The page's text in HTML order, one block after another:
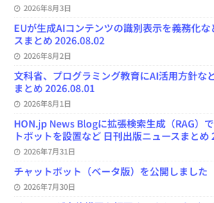
2026年8月3日
EUが生成AIコンテンツの識別表示を義務化
スまとめ 2026.08.02
2026年8月2日
文科省、プログラミング教育にAI活用方針な
まとめ 2026.08.01
2026年8月1日
HON.jp News Blogに拡張検索生成（RAG）
トボットを設置など 日刊出版ニュースまとめ
2026年7月31日
チャットボット（ベータ版）を公開しました
2026年7月30日